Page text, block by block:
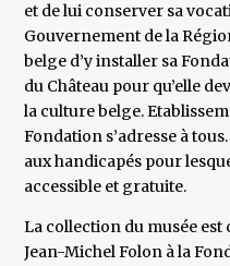
et de lui conserver sa
Gouvernement de la
belge d’y installer sa
du Château pour qu’elle
la culture belge.
Fondation s’adresse à
aux handicapés pour
accessible et gratuite.
La collection du musée
Jean-Michel Folon à la